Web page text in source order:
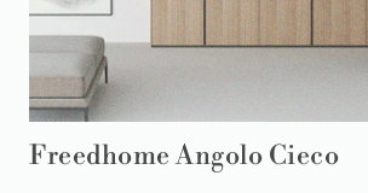
Freedhome Angolo Cieco